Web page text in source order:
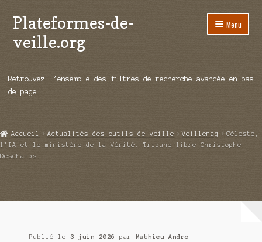
Aller
à
la
Aller
au
contenu
Plateformes-de-
veille.org
Menu
Répertoire d’ouitils
Démos vidéos
Ouvrir
Qui sommes-nous ?
Retrouvez l’ensemble des filtres de recherche avancée en bas
de page.
Accueil Actualités des outils de veille Veillemag
Céleste,
l’IA et le ministère de la Vérité. Tribune libre Christophe
Deschamps.
Publié le 3 juin 2026 par Mathieu Andro